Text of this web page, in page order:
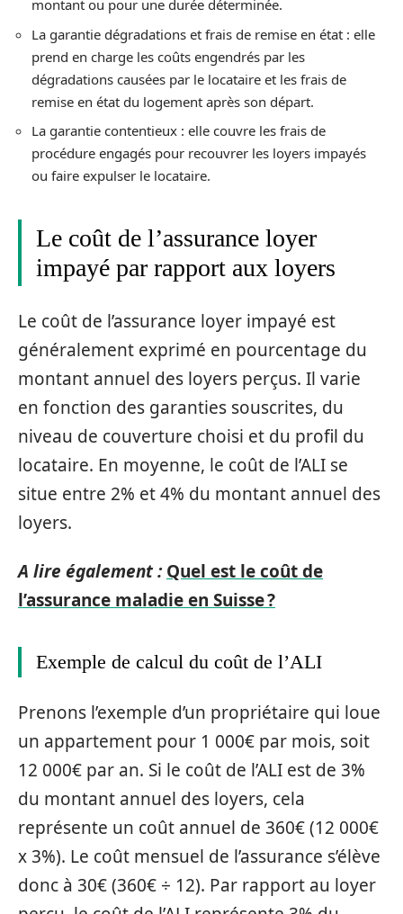
montant ou pour une durée déterminée.
La garantie dégradations et frais de remise en état : elle
prend en charge les coûts engendrés par les
dégradations causées par le locataire et les frais de
remise en état du logement après son départ.
La garantie contentieux : elle couvre les frais de
procédure engagés pour recouvrer les loyers impayés
ou faire expulser le locataire.
Le coût de l’assurance loyer
impayé par rapport aux loyers
Le coût de l’assurance loyer impayé est
généralement exprimé en pourcentage du
montant annuel des loyers perçus. Il varie
en fonction des garanties souscrites, du
niveau de couverture choisi et du profil du
locataire. En moyenne, le coût de l’ALI se
situe entre 2% et 4% du montant annuel des
loyers.
A lire également : Quel est le coût de
l’assurance maladie en Suisse ?
Exemple de calcul du coût de l’ALI
Prenons l’exemple d’un propriétaire qui loue
un appartement pour 1 000€ par mois, soit
12 000€ par an. Si le coût de l’ALI est de 3%
du montant annuel des loyers, cela
représente un coût annuel de 360€ (12 000€
x 3%). Le coût mensuel de l’assurance s’élève
donc à 30€ (360€ ÷ 12). Par rapport au loyer